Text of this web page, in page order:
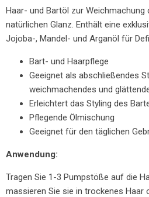
Haar- und Bartöl zur Weichmachung
natürlichen Glanz. Enthält eine
Jojoba-, Mandel- und Arganöl für
Bart- und Haarpflege
Geeignet als abschließendes
weichmachendes und
Erleichtert das Styling des
Pflegende Ölmischung
Geeignet für den täglichen
Anwendung:
Tragen Sie 1-3 Pumpstöße auf die
massieren Sie sie in trockenes Haar